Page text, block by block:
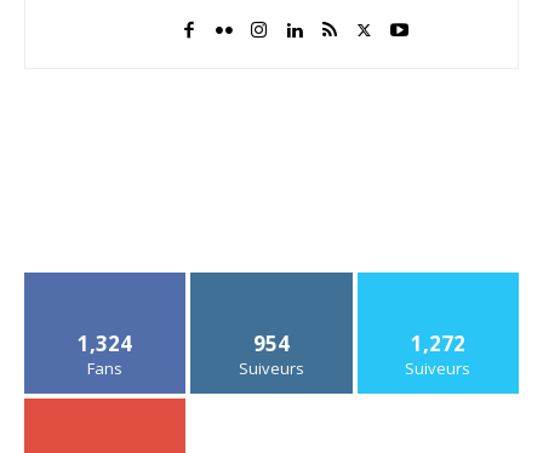
1,324
Fans
954
Suiveurs
1,272
Suiveurs